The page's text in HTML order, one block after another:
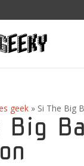
geek » Si The Big
Big